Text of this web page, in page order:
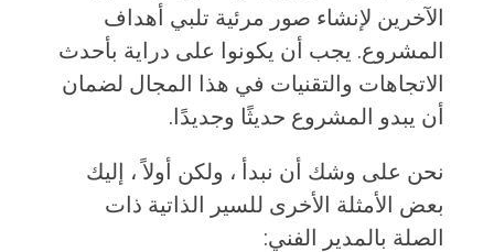
الآخرين لإنشاء صور مرئية تلبي أهداف
المشروع. يجب أن يكونوا على دراية بأحدث
الاتجاهات والتقنيات في هذا المجال لضمان
أن يبدو المشروع حديثًا وجديدًا.
نحن على وشك أن نبدأ ، ولكن أولاً ، إليك
بعض الأمثلة الأخرى للسير الذاتية ذات
الصلة بالمدير الفني: